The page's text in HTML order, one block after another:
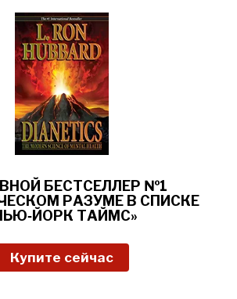
БЕСТСЕЛЛЕР №1
РАЗУМЕ В СПИСКЕ
ТАЙМС»
Купите сейчас